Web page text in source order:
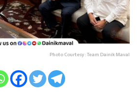
Photo Courtesy : Team Dainik Maval